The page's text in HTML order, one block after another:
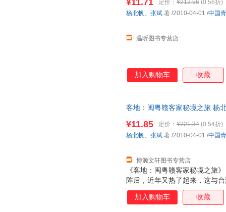
¥11.71 定价： ¥212.56 (0.56折)
温昕图书专营店
杨北帆、 张斌 著 /2010-04-01 /中国
加入购物车 收藏
客地：闽粤赣客家秘境之旅 杨
《客地：闽粤赣客家秘境之旅
阵后，近年又热了起来，这与
也与客家对发展经济的渴求有
的客家意识，于是我一有机会
¥11.85 定价： ¥221.34 (0.54折)
博源文轩图书专营店
杨北帆、 张斌 著 /2010-04-01 /中国
加入购物车 收藏